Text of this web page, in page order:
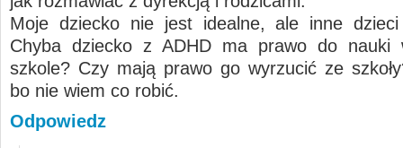
Moje dziecko nie jest idealne, ale inne
Chyba dziecko z ADHD ma prawo do nauki
szkole? Czy mają prawo go wyrzucić ze
bo nie wiem co robić.
Odpowiedz